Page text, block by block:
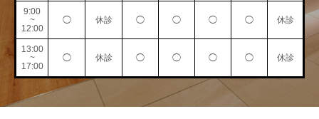
9:00
~
12:00
◯ 休診 ◯ ◯ ◯ ◯ 休診
13:00
~
17:00
◯ 休診 ◯ ◯ ◯ ◯ 休診